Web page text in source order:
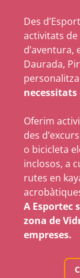
Des
activitats
d’aventura,
Daurada,
necessitats
Oferim
des
o bicicleta
inclosos, a
rutes en
A Esportec
zona de
empreses.